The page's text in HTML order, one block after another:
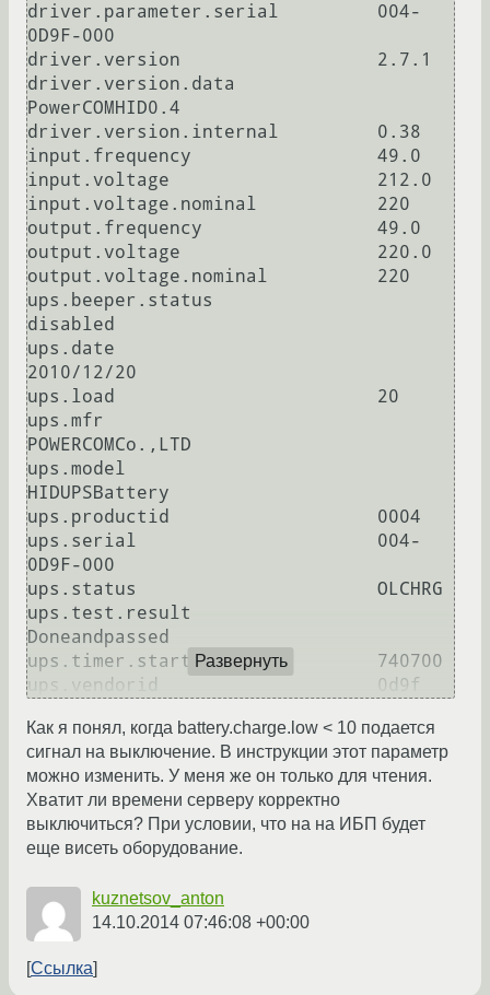
driver.parameter.serial 	004-
0D9F-000
driver.version           	2.7.1
driver.version.data
PowerCOMHID0.4
driver.version.internal 	0.38
input.frequency 	        49.0
input.voltage 	                212.0
input.voltage.nominal 	        220
output.frequency 	        49.0
output.voltage 	                220.0
output.voltage.nominal   	220
ups.beeper.status
disabled
ups.date
2010/12/20
ups.load 	                20
ups.mfr
POWERCOMCo.,LTD
ups.model
HIDUPSBattery
ups.productid 	                0004
ups.serial 	                004-
0D9F-000
ups.status 	                OLCHRG
ups.test.result
Doneandpassed
ups.timer.start 	        740700 Развернуть
Как я понял, когда battery.charge.low < 10 подается
сигнал на выключение. В инструкции этот параметр
можно изменить. У меня же он только для чтения.
Хватит ли времени серверу корректно
выключиться? При условии, что на на ИБП будет
еще висеть оборудование.
kuznetsov_anton
14.10.2014 07:46:08 +00:00
Ссылка